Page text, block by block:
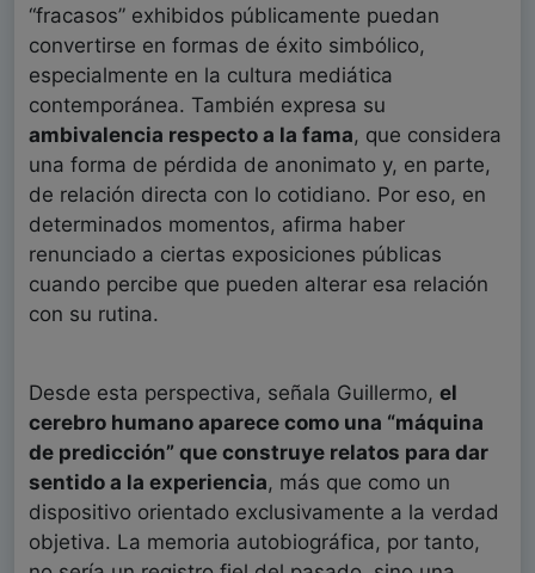
“fracasos” exhibidos públicamente puedan
convertirse en formas de éxito simbólico,
especialmente en la cultura mediática
contemporánea. También expresa su
ambivalencia respecto a la fama, que considera
una forma de pérdida de anonimato y, en parte,
de relación directa con lo cotidiano. Por eso, en
determinados momentos, afirma haber
renunciado a ciertas exposiciones públicas
cuando percibe que pueden alterar esa relación
con su rutina.
Desde esta perspectiva, señala Guillermo, el
cerebro humano aparece como una “máquina
de predicción” que construye relatos para dar
sentido a la experiencia, más que como un
dispositivo orientado exclusivamente a la verdad
objetiva. La memoria autobiográfica, por tanto,